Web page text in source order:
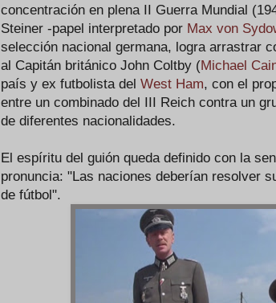
concentración en plena II Guerra Mundial
Steiner -papel interpretado por Max von
selección nacional germana, logra arrastrar
al Capitán británico John Coltby (Michael
país y ex futbolista del West Ham, con el
entre un combinado del III Reich contra un
de diferentes nacionalidades.
El espíritu del guión queda definido con la
pronuncia: "Las naciones deberían resolver
de fútbol".